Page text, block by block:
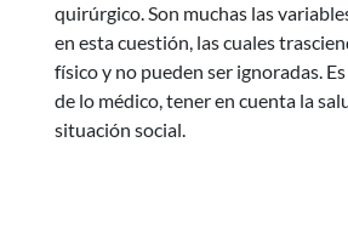
quirúrgico. Son muchas las
en esta cuestión, las cuales
físico y no pueden ser ignoradas.
de lo médico, tener en cuenta la
situación social.